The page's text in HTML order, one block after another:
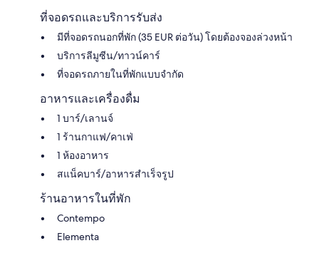
ที่จอดรถและบริการรับส่ง
มีที่จอดรถนอกที่พัก (35 EUR ต่อวัน) โดยต้องจองล่วงหน้า
บริการลีมูซีน/ทาวน์คาร์
ที่จอดรถภายในที่พักแบบจำกัด
อาหารและเครื่องดื่ม
1 บาร์/เลานจ์
1 ร้านกาแฟ/คาเฟ่
1 ห้องอาหาร
สแน็คบาร์/อาหารสำเร็จรูป
ร้านอาหารในที่พัก
Contempo
Elementa